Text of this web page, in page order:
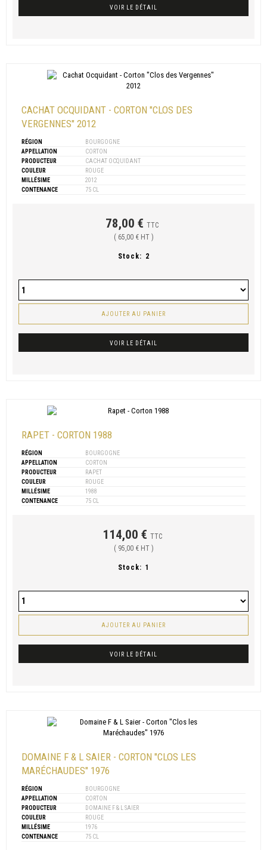
VOIR LE DÉTAIL
CACHAT OCQUIDANT - CORTON "CLOS DES
VERGENNES" 2012
RÉGION
BOURGOGNE
APPELLATION
CORTON
PRODUCTEUR
CACHAT OCQUIDANT
COULEUR
ROUGE
MILLÉSIME
2012
CONTENANCE
75 CL
78,00 € TTC
( 65,00 € HT )
Stock: 2
AJOUTER AU PANIER
VOIR LE DÉTAIL
RAPET - CORTON 1988
RÉGION
BOURGOGNE
APPELLATION
CORTON
PRODUCTEUR
RAPET
COULEUR
ROUGE
MILLÉSIME
1988
CONTENANCE
75 CL
114,00 € TTC
( 95,00 € HT )
Stock: 1
AJOUTER AU PANIER
VOIR LE DÉTAIL
DOMAINE F & L SAIER - CORTON "CLOS LES
MARÉCHAUDES" 1976
RÉGION
BOURGOGNE
APPELLATION
CORTON
PRODUCTEUR
DOMAINE F & L SAIER
COULEUR
ROUGE
MILLÉSIME
1976
CONTENANCE
75 CL